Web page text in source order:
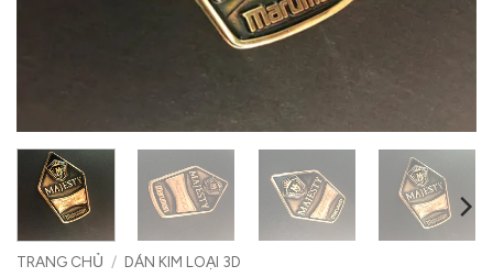
TRANG CHỦ / DÁN KIM LOẠI 3D